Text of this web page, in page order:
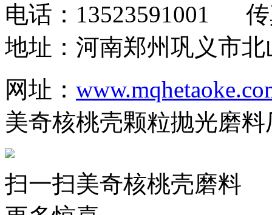
电话： 13523591001 传
地址：河南郑州巩义市
网址：
美奇核桃壳颗粒抛光磨
扫一扫美奇核桃壳磨料